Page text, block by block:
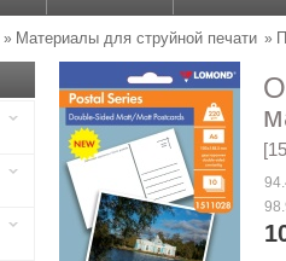
» Материалы для струйной печати »